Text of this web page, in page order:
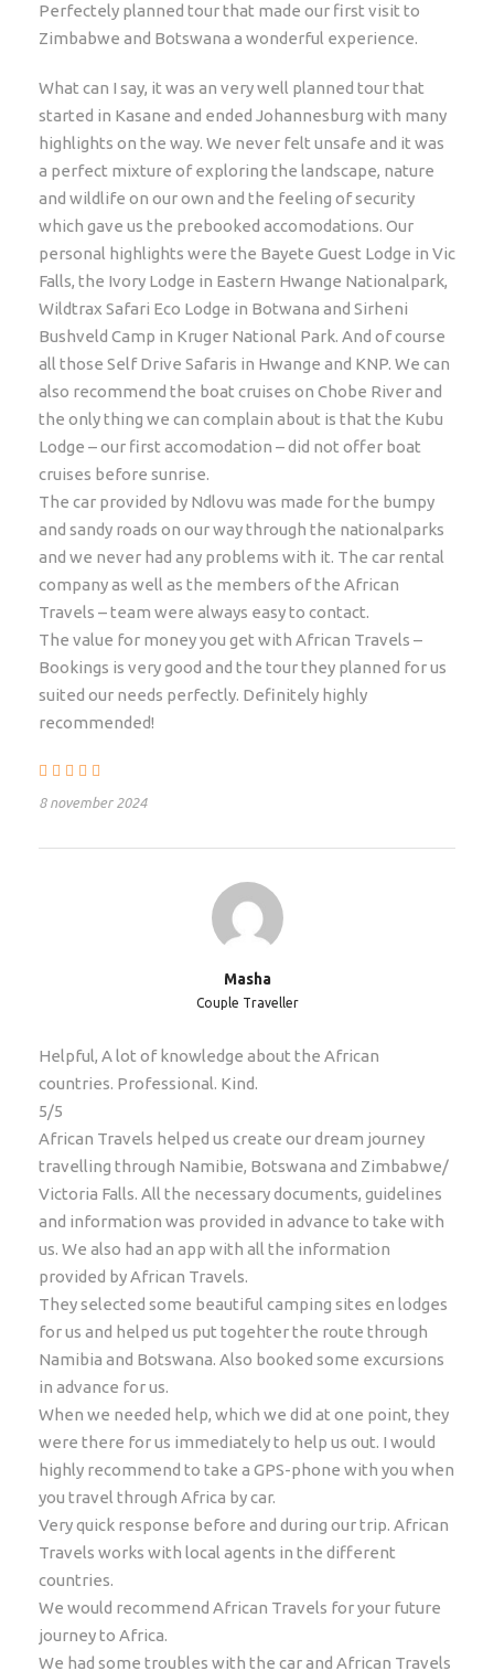
Opmerkingen
Dit is een maatwerkreis. Extra overnachtingen,
upgrades en routewijzigingen zijn op aanvraag
mogelijk!
[Gedetailleerd reisschema]
Reizen met impact
Vind je het belangrijk om met jouw reis ook bij te
dragen aan een duurzame ontwikkeling van Afrika
terwijl je geniet van een onvergetelijk mooie reis?
Wil jij dat jouw reis een positieve impact heeft op de
lokale bevolking, natuur en milieu zonder in te
leveren op de kwaliteit van je reis? Dan ben je bij
African Travels aan het goede adres! Wij komen uit
Afrika en hebben als doel reizen aan te bieden die
verantwoord zijn. Geld als middel, impact als doel.
Samen met onze lokale partners ondersteunen we
lokale projecten. Zo draagt deze reis bij aan
hetMealForTwo-project in Namibië;Eduvision Online
LearningenNaankuse Wildlife. Daarnaast proberen
wij zoveel mogelijk accommodaties te gebruiken die
op de meest duurzame en maatschappelijk
verantwoorde manier opereren.
Highlights
Kaapstad, Clanwilliam, Orange River,Fish River
Etosha National Park
, Caprivi Strip, Chobe National Park
Makgadikgadi National Park
Opmerking:
Dit is een maatwerkreis, deze kan naar gelang wens
aangepast worden met extra nachten, upgrades of
routeaanpassingen.
Vertrek & Aankomstpunt
Kaapstad – Johannesburg
Vertrektijd
Nader te bepalen
Inbegrepen
Alle beschreven accommodaties met op basis van
genoemde maaltijden (Tab ACCOMMODATIE);
(4x4) Huurauto met kampeeruitrusting inclusief
ongelimiteerde kilometers, standaard
autoverzekering, 2 bestuurders;
Eenrichtingstoeslag Kaapstad - Johannesburg
Perfectely planned tour that made our first visit to
Zimbabwe and Botswana a wonderful experience.
What can I say, it was an very well planned tour that
started in Kasane and ended Johannesburg with many
highlights on the way. We never felt unsafe and it was
a perfect mixture of exploring the landscape, nature
and wildlife on our own and the feeling of security
which gave us the prebooked accomodations. Our
personal highlights were the Bayete Guest Lodge in Vic
Falls, the Ivory Lodge in Eastern Hwange Nationalpark,
Wildtrax Safari Eco Lodge in Botwana and Sirheni
Bushveld Camp in Kruger National Park. And of course
all those Self Drive Safaris in Hwange and KNP. We can
also recommend the boat cruises on Chobe River and
the only thing we can complain about is that the Kubu
Lodge – our first accomodation – did not offer boat
cruises before sunrise.
The car provided by Ndlovu was made for the bumpy
and sandy roads on our way through the nationalparks
and we never had any problems with it. The car rental
company as well as the members of the African
Travels – team were always easy to contact.
The value for money you get with African Travels –
Bookings is very good and the tour they planned for us
suited our needs perfectly. Definitely highly
recommended!
8 november 2024
Masha
Couple Traveller
Helpful, A lot of knowledge about the African
countries. Professional. Kind.
5/5
African Travels helped us create our dream journey
travelling through Namibie, Botswana and Zimbabwe/
Victoria Falls. All the necessary documents, guidelines
and information was provided in advance to take with
us. We also had an app with all the information
provided by African Travels.
They selected some beautiful camping sites en lodges
for us and helped us put togehter the route through
Namibia and Botswana. Also booked some excursions
in advance for us.
When we needed help, which we did at one point, they
were there for us immediately to help us out. I would
highly recommend to take a GPS-phone with you when
you travel through Africa by car.
Very quick response before and during our trip. African
Travels works with local agents in the different
countries.
We would recommend African Travels for your future
journey to Africa.
We had some troubles with the car and African Travels